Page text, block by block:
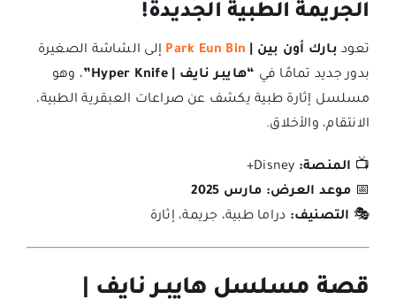
الجريمة الطبية الجديدة!
تعود بارك أون بين | Park Eun Bin إلى الشاشة الصغيرة
بدور جديد تمامًا في “هايبـر نايف | Hyper Knife”
، وهو
مسلسل إثارة طبية يكشف عن صراعات العبقرية الطبية،
الانتقام، والأخلاق.
📺 المنصة:
📅 موعد العرض: مارس 2025
🎭 التصنيف: دراما طبية، جريمة، إثارة
قصة مسلسل هايبـر نايف |